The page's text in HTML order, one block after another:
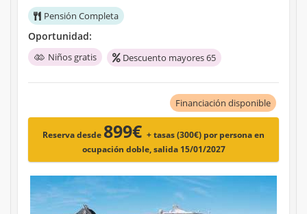
Pensión Completa
Oportunidad:
Niños gratis Descuento mayores 65
Financiación disponible
Reserva desde 899€ + tasas (300€) por persona en
ocupación doble, salida 15/01/2027